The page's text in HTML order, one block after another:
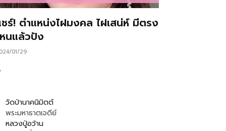
ร์! ตำแหน่งไฝมงคล ไฝเสน่ห์ มีตรง
นแล้วปัง
01/29
วัดป่านาคนิมิตต์
พระมหาธาตเจดีย์
หลวงปู่อว้าน